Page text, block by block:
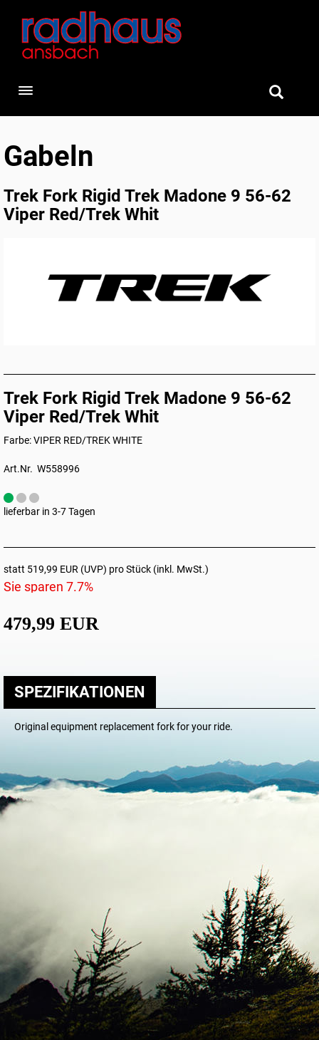
Toggle navigation
Gabeln
Trek Fork Rigid Trek Madone 9 56-62
Viper Red/Trek Whit
Trek Fork Rigid Trek Madone 9 56-62
Viper Red/Trek Whit
Farbe: VIPER RED/TREK WHITE
Art.Nr. W558996
lieferbar in 3-7 Tagen
statt 519,99 EUR (UVP) pro Stück (inkl. MwSt.)
Sie sparen 7.7%
479,99 EUR
SPEZIFIKATIONEN
Original equipment replacement fork for your ride.